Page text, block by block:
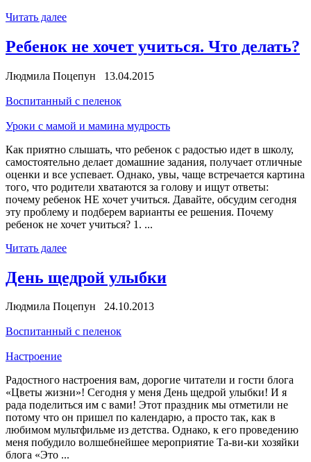
Читать далее
Ребенок не хочет учиться. Что делать?
Людмила Поцепун 13.04.2015
Воспитанный с пеленок
Уроки с мамой и мамина мудрость
Как приятно слышать, что ребенок с радостью идет в школу,
самостоятельно делает домашние задания, получает отличные
оценки и все успевает. Однако, увы, чаще встречается картина
того, что родители хватаются за голову и ищут ответы:
почему ребенок НЕ хочет учиться. Давайте, обсудим сегодня
эту проблему и подберем варианты ее решения. Почему
ребенок не хочет учиться? 1. ...
Читать далее
День щедрой улыбки
Людмила Поцепун 24.10.2013
Воспитанный с пеленок
Настроение
Радостного настроения вам, дорогие читатели и гости блога
«Цветы жизни»! Сегодня у меня День щедрой улыбки! И я
рада поделиться им с вами! Этот праздник мы отметили не
потому что он пришел по календарю, а просто так, как в
любимом мультфильме из детства. Однако, к его проведению
меня побудило волшебнейшее мероприятие Та-ви-ки хозяйки
блога «Это ...